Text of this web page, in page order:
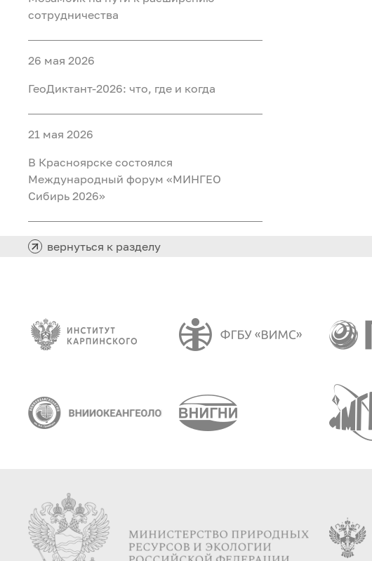
сотрудничества
26 мая 2026
ГеоДиктант-2026: что, где и когда
21 мая 2026
В Красноярске состоялся
Международный форум «МИНГЕО
Сибирь 2026»
вернуться к разделу